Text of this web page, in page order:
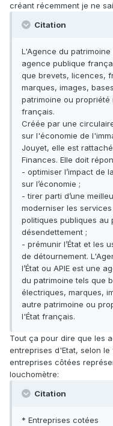
créant récemment je ne
Citation
L'Agence du patrimoine
agence publique
que brevets, licences,
marques, images,
patrimoine ou propriété
français.
Créée par une
sur l'économie de
Jouyet, elle est
Finances. Elle doit
- optimiser l’impact de
sur l’économie ;
- tirer parti d’une
moderniser les
politiques publiques au
désendettement ;
- prémunir l’État et les
de détournement.
l’État ou APIE est une
du patrimoine tels que
électriques, marques,
autre patrimoine ou
l'État français.
Tout ça pour dire que les
entreprises d'Etat, selon
entreprises côtées
louchomètre:
Citation
* Entreprises cotées